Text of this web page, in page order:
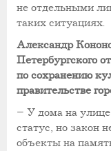
не отдельными
таких ситуациях.
Александр
Петербургского
по сохранению
правительстве
– У дома на
статус, но закон
объекты на